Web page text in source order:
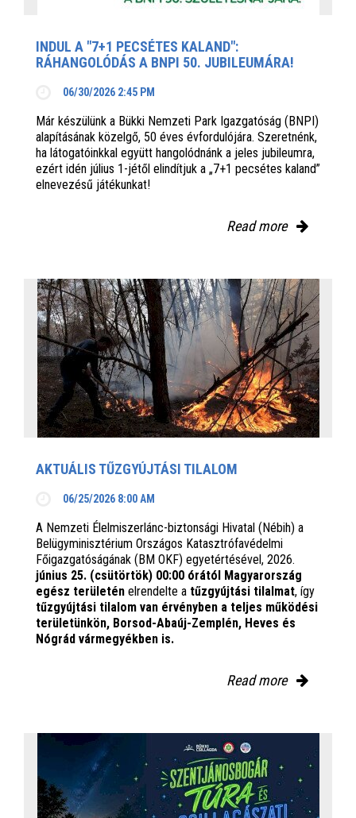
INDUL A "7+1 PECSÉTES KALAND":
RÁHANGOLÓDÁS A BNPI 50. JUBILEUMÁRA!
06/30/2026 2:45 PM
Már készülünk a Bükki Nemzeti Park Igazgatóság (BNPI)
alapításának közelgő, 50 éves évfordulójára. Szeretnénk,
ha látogatóinkkal együtt hangolódnánk a jeles jubileumra,
ezért idén július 1-jétől elindítjuk a „7+1 pecsétes kaland”
elnevezésű játékunkat!
Read more
AKTUÁLIS TŰZGYÚJTÁSI TILALOM
06/25/2026 8:00 AM
A Nemzeti Élelmiszerlánc-biztonsági Hivatal (Nébih) a
Belügyminisztérium Országos Katasztrófavédelmi
Főigazgatóságának (BM OKF) egyetértésével, 2026.
június 25. (csütörtök) 00:00 órától Magyarország
egész területén elrendelte a tűzgyújtási tilalmat, így
tűzgyújtási tilalom van érvényben a teljes működési
területünkön, Borsod-Abaúj-Zemplén, Heves és
Nógrád vármegyékben is.
Read more